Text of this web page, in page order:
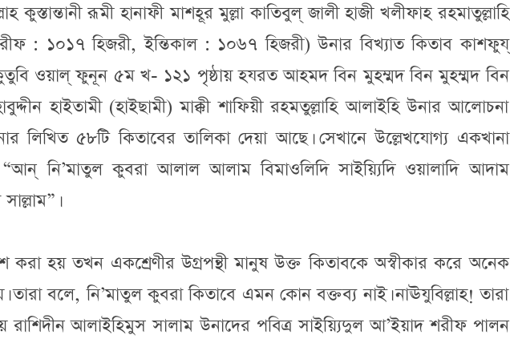
কুস্তান্তানী রূমী হানাফী মাশহূর মুল্লা কাতিবুল্ জালী হাজী খলীফাহ রহমাতুল্লাহি
: ১০১৭ হিজরী, ইন্তিকাল : ১০৬৭ হিজরী) উনার বিখ্যাত কিতাব কাশফুয্
ওয়াল্ ফুনূন ৫ম খ- ১২১ পৃষ্ঠায় হযরত আহমদ বিন মুহম্মদ বিন মুহম্মদ বিন
হাইতামী (হাইছামী) মাক্কী শাফিয়ী রহমতুল্লাহি আলাইহি উনার আলোচনা
লিখিত ৫৮টি কিতাবের তালিকা দেয়া আছে। সেখানে উল্লেখযোগ্য একখানা
নি’মাতুল কুবরা আলাল আলাম বিমাওলিদি সাইয়্যিদি ওয়ালাদি আদাম
হয় তখন একশ্রেণীর উগ্রপন্থী মানুষ উক্ত কিতাবকে অস্বীকার করে অনেক
তারা বলে, নি’মাতুল কুবরা কিতাবে এমন কোন বক্তব্য নাই। নাঊযুবিল্লাহ! তারা
আলাইহিমুস সালাম উনাদের পবিত্র সাইয়্যিদুল আ’ইয়াদ শরীফ পালন